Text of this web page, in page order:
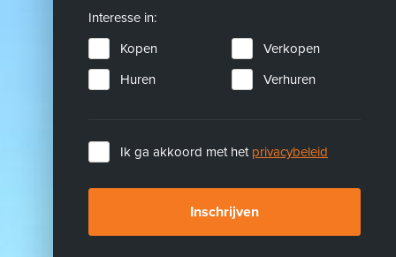
Interesse in:
Kopen
Verkopen
Huren
Verhuren
Ik ga akkoord met het privacybeleid
Inschrijven